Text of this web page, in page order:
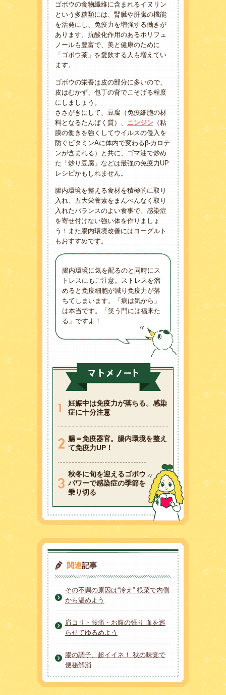
ゴボウの食物繊維に含まれるイヌリン
という多糖類には、腎臓や肝臓の機能
を活発にし、免疫力を増強する働きが
あります。抗酸化作用のあるポリフェ
ノールも豊富で、美と健康のために
「ゴボウ茶」を愛飲する人も増えてい
ます。
ゴボウの栄養は皮の部分に多いので、
皮はむかず、包丁の背でこそげる程度
にしましょう。
ささがきにして、豆腐（免疫細胞の材
料となるたんぱく質）、 ニンジン （粘
膜の働きを強くしてウイルスの侵入を
防ぐビタミンAに体内で変わるβ-カロテ
ンが含まれる）と共に、ゴマ油で炒め
た「炒り豆腐」などは最強の免疫力UP
レシピかもしれません。
腸内環境を整える食材を積極的に取り
入れ、五大栄養素をまんべんなく取り
入れたバランスのよい食事で、感染症
を寄せ付けない強い体を作りましょ
う！また腸内環境改善にはヨーグルト
もおすすめです。
腸内環境に気を配るのと同時にス
トレスにもご注意。ストレスを溜
めると免疫細胞が減り免疫力が落
ちてしまいます。「病は気から」
は本当です。「笑う門には福来た
る」ですよ！
妊娠中は免疫力が落ちる。感染
症に十分注意
腸＝免疫器官。腸内環境を整え
て免疫力UP！
秋冬に旬を迎えるゴボウ
パワーで感染症の季節を
乗り切る
関連記事
その不調の原因は“冷え” 根菜で内側
から温めよう
肩コリ・腰痛・お腹の張り 血を巡
らせてゆるめよう
腸の調子、超イイネ！ 秋の味覚で
便秘解消